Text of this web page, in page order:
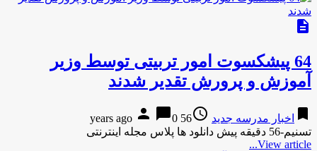
description
64 پیشکسوت امور تربیتی توسط وزیر
آموزش و پرورش تقدیر شدند
bookmark اخبار مدرسه جدید access_time
56 years ago
person chat_bubble0
تسنیم-56 دقیقه پیش دانلود ها پلاس مجله اینترنتی
View article...